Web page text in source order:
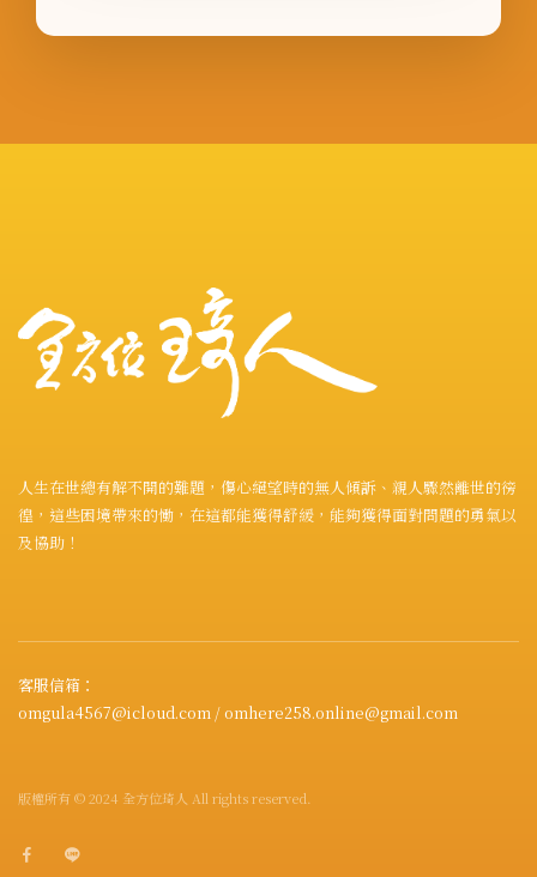
人生在世總有解不開的難題，傷心絕望時的無人傾訴、親人驟然離世的徬
徨，這些困境帶來的慟，在這都能獲得舒緩，能夠獲得面對問題的勇氣以
及協助！
客服信箱：
omgula4567@icloud.com / omhere258.online@gmail.com
版權所有 © 2024 全方位琦人 All rights reserved.